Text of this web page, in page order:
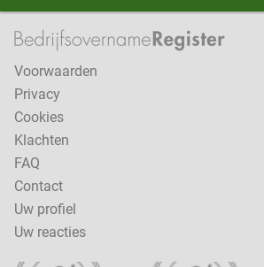
Voorwaarden
Privacy
Cookies
Klachten
FAQ
Contact
Uw profiel
Uw reacties